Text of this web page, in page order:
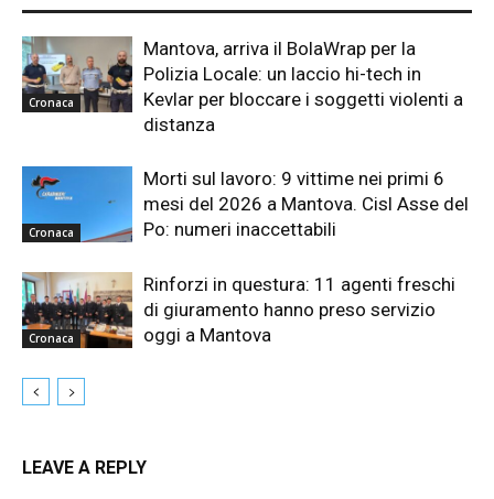
Cronaca
Mantova, arriva il BolaWrap per la
Polizia Locale: un laccio hi-tech in
Kevlar per bloccare i soggetti violenti a
distanza
Cronaca
Morti sul lavoro: 9 vittime nei primi 6
mesi del 2026 a Mantova. Cisl Asse del
Po: numeri inaccettabili
Cronaca
Rinforzi in questura: 11 agenti freschi
di giuramento hanno preso servizio
oggi a Mantova
LEAVE A REPLY